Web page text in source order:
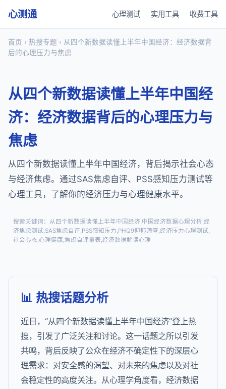
心测通 心理测试 实用工具 收费工具
首页 › 热搜专题 › 从四个新数据读懂上半年中国经济：经济数据背
后的心理压力与焦虑
从四个新数据读懂上半年中国经
济：经济数据背后的心理压力与
焦虑
从四个新数据读懂上半年中国经济，背后揭示社会心态
与经济焦虑。通过SAS焦虑自评、PSS感知压力测试等
心理工具，了解你的经济压力与心理健康水平。
搜索关键词：从四个新数据读懂上半年中国经济,中国经济数据心理分析,经
济焦虑测试,SAS焦虑自评,PSS感知压力,PHQ9抑郁筛查,经济压力心理测试,
社会心态,心理健康,焦虑自评量表,经济数据解读心理
📊 热搜话题分析
近日，“从四个新数据读懂上半年中国经济”登上热
搜，引发了广泛关注和讨论。这一话题之所以引发
共鸣，背后反映了公众在经济不确定性下的深层心
理需求：对安全感的渴望、对未来的焦虑以及对社
会稳定性的高度关注。从心理学角度看，经济数据